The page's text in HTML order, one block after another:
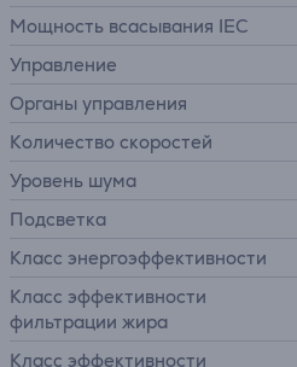
Мощность всасывания IEC
Управление
Органы управления
Количество скоростей
Уровень шума
Подсветка
Класс энергоэффективности
Класс эффективности
фильтрации жира
Класс эффективности